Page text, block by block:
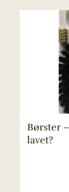
Børster
lavet?